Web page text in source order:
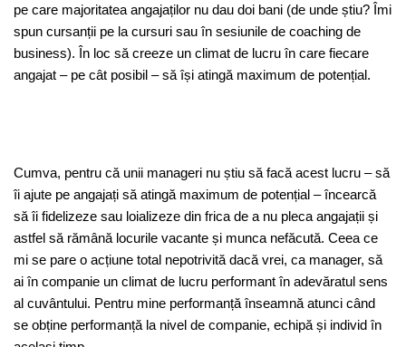
pe care majoritatea angajaților nu dau doi bani (de unde știu? Îmi
spun cursanții pe la cursuri sau în sesiunile de coaching de
business). În loc să creeze un climat de lucru în care fiecare
angajat – pe cât posibil – să își atingă maximum de potențial.
Cumva, pentru că unii manageri nu știu să facă acest lucru – să
îi ajute pe angajați să atingă maximum de potențial – încearcă
să îi fidelizeze sau loializeze din frica de a nu pleca angajații și
astfel să rămână locurile vacante și munca nefăcută. Ceea ce
mi se pare o acțiune total nepotrivită dacă vrei, ca manager, să
ai în companie un climat de lucru performant în adevăratul sens
al cuvântului. Pentru mine performanță înseamnă atunci când
se obține performanță la nivel de companie, echipă și individ în